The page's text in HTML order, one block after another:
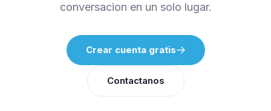
conversacion en un solo lugar.
Crear cuenta gratis
Contactanos